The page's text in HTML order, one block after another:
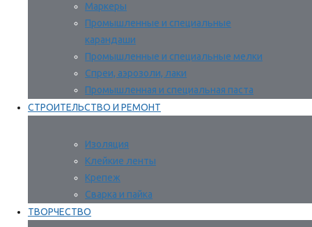
Маркеры
Промышленные и специальные
карандаши
Промышленные и специальные мелки
Спреи, аэрозоли, лаки
Промышленная и специальная паста
СТРОИТЕЛЬСТВО И РЕМОНТ
Изоляция
Клейкие ленты
Крепеж
Сварка и пайка
ТВОРЧЕСТВО